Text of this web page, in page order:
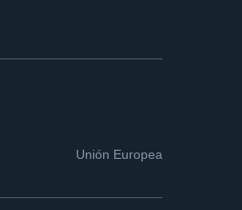
Unión Europea